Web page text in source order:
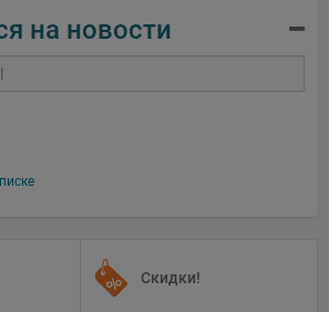
на новости
Скидки!